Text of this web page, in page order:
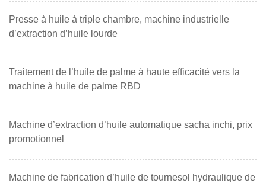
Presse à huile à triple chambre, machine industrielle
d’extraction d’huile lourde
Traitement de l’huile de palme à haute efficacité vers la
machine à huile de palme RBD
Machine d’extraction d’huile automatique sacha inchi, prix
promotionnel
Machine de fabrication d’huile de tournesol hydraulique de